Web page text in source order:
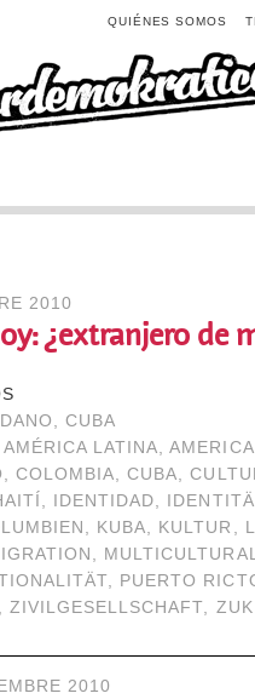
QUIÉNES SOMOS
2010
¿extranjero de
,CUBA
AMÉRICA LATINA,
,COLOMBIA,CUBA,
, IDENTIDAD,
, KUBA, KULTUR ,
,
, PUERTO
,ZIVILGESELLSCHAFT,
2010